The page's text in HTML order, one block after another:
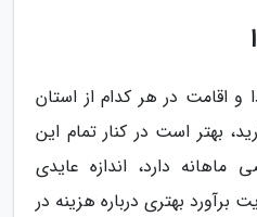
و اقامت در هر کدام از استان
بهتر است در کنار تمام این
دارد، اندازه عایدی
برآورد بهتری درباره هزینه در